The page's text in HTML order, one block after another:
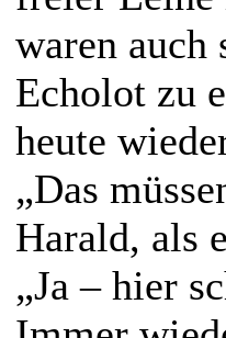
waren auch
Echolot zu
heute
„Das
Harald, als
„Ja – hier